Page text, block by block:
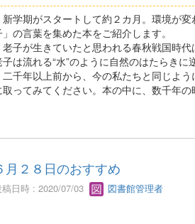
新学期がスタートして約２カ月。環境が
」の言葉を集めた本をご紹介します。
老子が生きていたと思われる春秋戦国時代
子は流れる“水”のように自然のはたらき
二千年以上前から、今の私たちと同じよ
取ってみてください。本の中に、数千年
月２８日のおすすめ
日時 : 2020/07/03 図書館管理者